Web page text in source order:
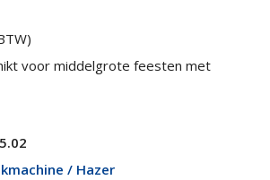
voor middelgrote feesten met
/ Hazer